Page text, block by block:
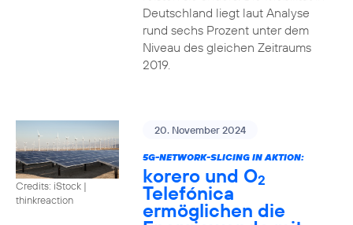
Deutschland liegt laut Analyse
rund sechs Prozent unter dem
Niveau des gleichen Zeitraums
2019.
Credits: iStock |
thinkreaction
20. November 2024
5G-NETWORK-SLICING IN AKTION:
korero und O2
Telefónica
ermöglichen die